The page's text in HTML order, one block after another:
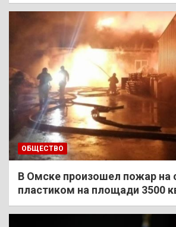
ОБЩЕСТВО
В Омске произошел пожар на
пластиком на площади 3500